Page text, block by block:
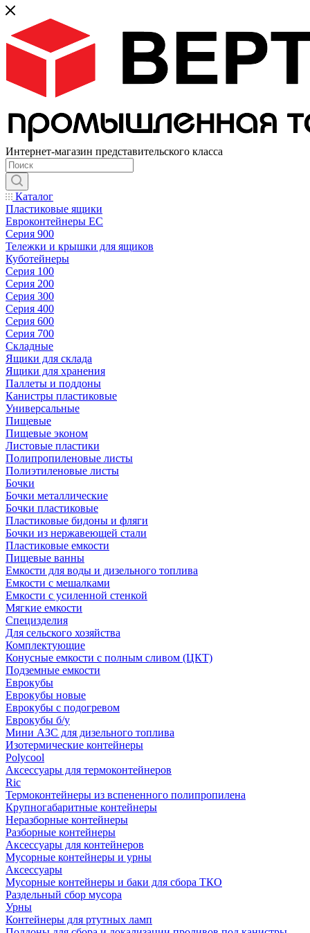
Интернет-магазин представительского класса
Каталог
Пластиковые ящики
Евроконтейнеры ЕС
Серия 900
Тележки и крышки для ящиков
Куботейнеры
Серия 100
Серия 200
Серия 300
Серия 400
Серия 600
Серия 700
Складные
Ящики для склада
Ящики для хранения
Паллеты и поддоны
Канистры пластиковые
Универсальные
Пищевые
Пищевые эконом
Листовые пластики
Полипропиленовые листы
Полиэтиленовые листы
Бочки
Бочки металлические
Бочки пластиковые
Пластиковые бидоны и фляги
Бочки из нержавеющей стали
Пластиковые емкости
Пищевые ванны
Емкости для воды и дизельного топлива
Емкости с мешалками
Емкости с усиленной стенкой
Мягкие емкости
Специзделия
Для сельского хозяйства
Комплектующие
Конусные емкости с полным сливом (ЦКТ)
Подземные емкости
Еврокубы
Еврокубы новые
Еврокубы с подогревом
Еврокубы б/у
Мини АЗС для дизельного топлива
Изотермические контейнеры
Polycool
Аксессуары для термоконтейнеров
Ric
Термоконтейнеры из вспененного полипропилена
Крупногабаритные контейнеры
Неразборные контейнеры
Разборные контейнеры
Аксессуары для контейнеров
Мусорные контейнеры и урны
Аксессуары
Мусорные контейнеры и баки для сбора ТКО
Раздельный сбор мусора
Урны
Контейнеры для ртутных ламп